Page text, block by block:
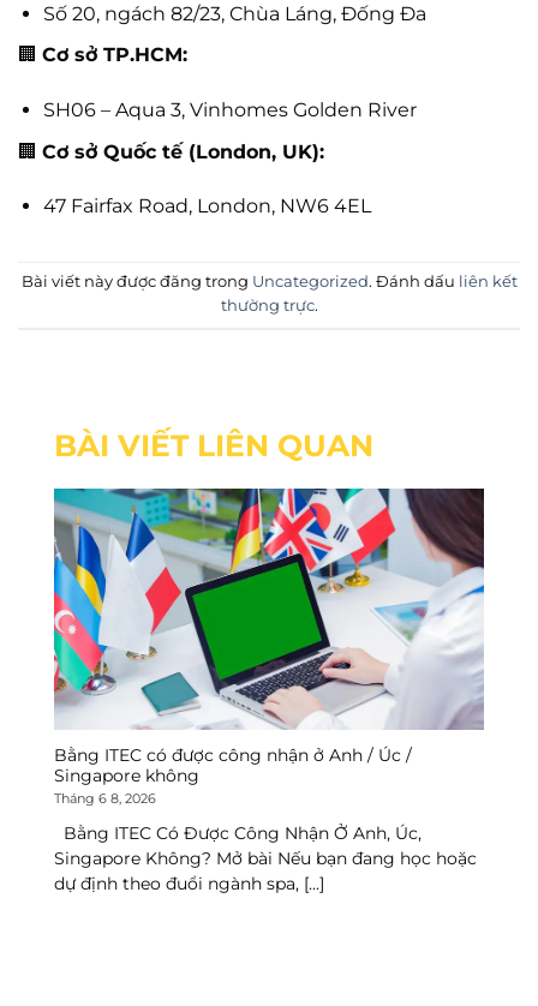
Số 20, ngách 82/23, Chùa Láng, Đống Đa
🏢 Cơ sở TP.HCM:
SH06 – Aqua 3, Vinhomes Golden River
🏢 Cơ sở Quốc tế (London, UK):
47 Fairfax Road, London, NW6 4EL
Bài viết này được đăng trong Uncategorized. Đánh dấu liên kết
thường trực.
BÀI VIẾT LIÊN QUAN
Bằng ITEC có được công nhận ở Anh / Úc /
Singapore không
Tháng 6 8, 2026
Bằng ITEC Có Được Công Nhận Ở Anh, Úc,
Singapore Không? Mở bài Nếu bạn đang học hoặc
dự định theo đuổi ngành spa, [...]